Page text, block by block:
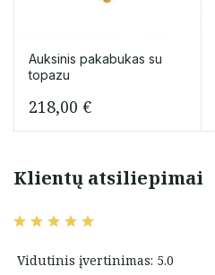
Auksinis pakabukas su
topazu
218,00 €
Klientų atsiliepimai
Vidutinis įvertinimas: 5.0